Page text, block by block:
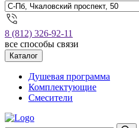
8 (812) 326-92-11
все способы связи
Каталог
Душевая программа
Комплектующие
Смесители